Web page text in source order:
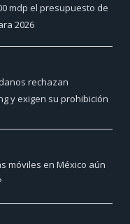
mdp el presupuesto de
2026
rechazan
y exigen su prohibición
móviles en México aún